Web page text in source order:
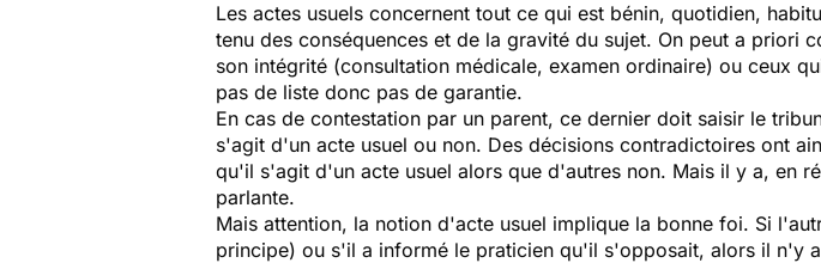
Les actes usuels concernent tout ce qui est bénin, quotidien,
tenu des conséquences et de la gravité du sujet. On peut a priori
son intégrité (consultation médicale, examen ordinaire) ou ceux
pas de liste donc pas de garantie.
En cas de contestation par un parent, ce dernier doit saisir le
s'agit d'un acte usuel ou non. Des décisions contradictoires ont
qu'il s'agit d'un acte usuel alors que d'autres non. Mais il y a, en
parlante.
Mais attention, la notion d'acte usuel implique la bonne foi. Si
principe) ou s'il a informé le praticien qu'il s'opposait, alors il n'y